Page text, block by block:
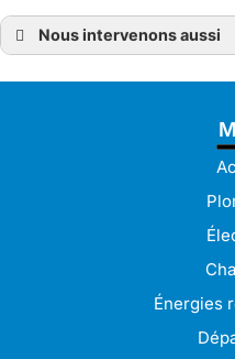
Nous intervenons aussi
Ramonage à Binic-Étables-sur-Mer
Énergies